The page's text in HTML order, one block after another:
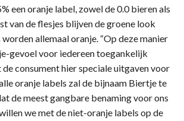
een oranje label, zowel de 0.0 bieren als
van de flesjes blijven de groene look
allemaal oranje. “Op deze manier
gevoel voor iedereen toegankelijk
consument hier speciale uitgaven voor
oranje labels zal de bijnaam Biertje te
de meest gangbare benaming voor ons
we met de niet-oranje labels op de